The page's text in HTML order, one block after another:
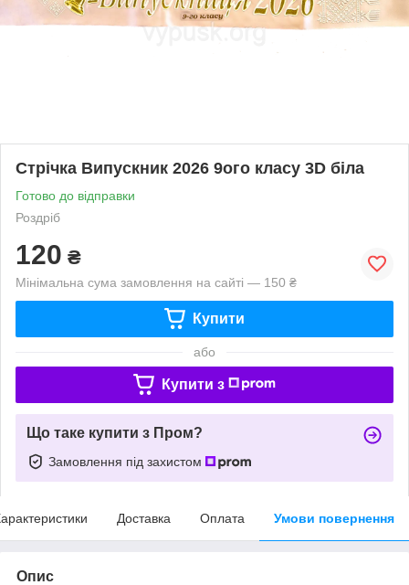
Стрічка Випускник 2026 9ого класу 3D біла
Готово до відправки
Роздріб
120 ₴
Мінімальна сума замовлення на сайті — 150 ₴
Купити
або
Купити з
Що таке купити з Пром?
Замовлення під захистом
Доставка Оплата Умови повернення
Опис